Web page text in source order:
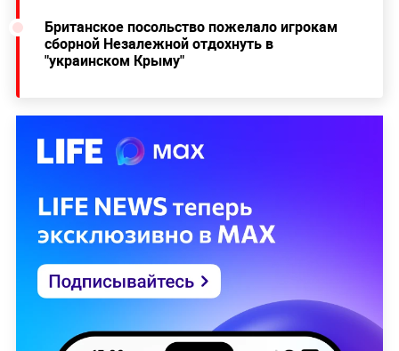
Британское посольство пожелало игрокам
сборной Незалежной отдохнуть в
"украинском Крыму"